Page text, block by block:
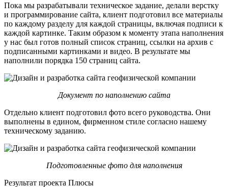
Пока мы разрабатывали техническое задание, делали верстку
и программирование сайта, клиент подготовил все материалы
по каждому разделу для каждой страницы, включая подписи к
каждой картинке. Таким образом к моменту этапа наполнения
у нас был готов полный список страниц, ссылки на архив с
подписанными картинками и видео. В результате мы
наполнили порядка 150 страниц сайта.
Документ по наполнению сайта
Отдельно клиент подготовил фото всего руководства. Они
выполнены в едином, фирменном стиле согласно нашему
техническому заданию.
Подготовленные фото для наполнения
Результат проекта Плюсы